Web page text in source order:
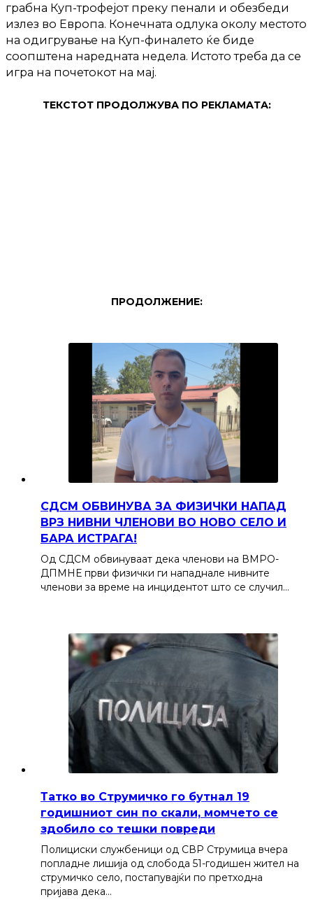
грабна Куп-трофејот преку пенали и обезбеди
излез во Европа. Конечната одлука околу местото
на одигрување на Куп-финалето ќе биде
соопштена наредната недела. Истото треба да се
игра на почетокот на мај.
ТЕКСТОТ ПРОДОЛЖУВА ПО РЕКЛАМАТА:
ПРОДОЛЖЕНИЕ:
СДСМ ОБВИНУВА ЗА ФИЗИЧКИ НАПАД
ВРЗ НИВНИ ЧЛЕНОВИ ВО НОВО СЕЛО И
БАРА ИСТРАГА!
Од СДСМ обвинуваат дека членови на ВМРО-
ДПМНЕ први физички ги нападнале нивните
членови за време на инцидентот што се случил…
Татко во Струмичко го бутнал 19
годишниот син по скали, момчето се
здобило со тешки повреди
Полициски службеници од СВР Струмица вчера
попладне лишија од слобода 51-годишен жител на
струмичко село, постапувајќи по претходна
пријава дека…